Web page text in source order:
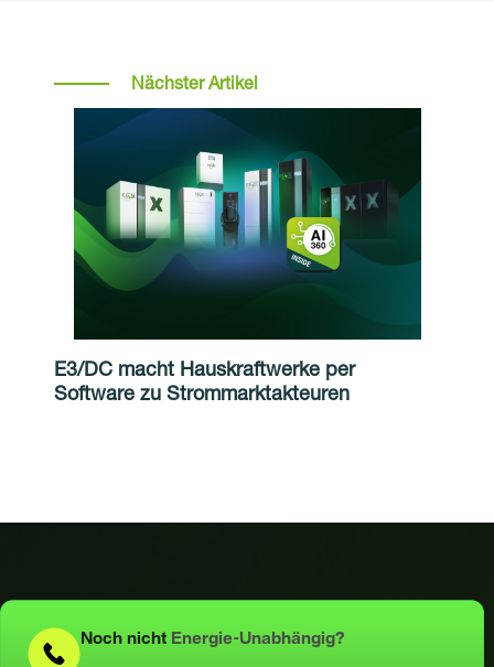
Nächster Artikel
E3/DC macht Hauskraftwerke per
Software zu Strommarktakteuren
Noch nicht Energie-Unabhängig?